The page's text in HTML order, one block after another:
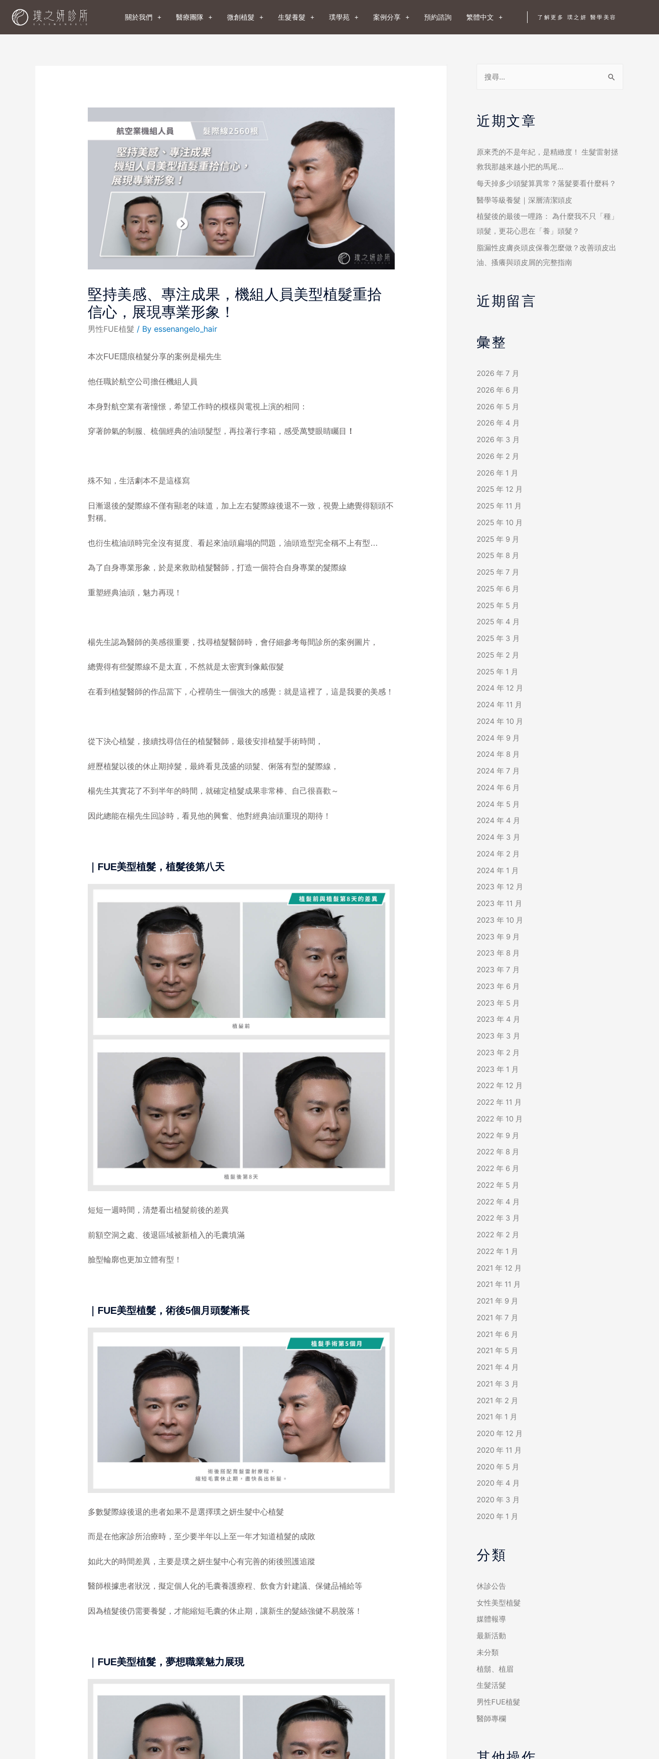
關於我們 醫療團隊 微創植髮 生髮養髮 璞學苑 案例分享 預約諮詢 繁體中文 了解更多 璞之妍 醫學美容
堅持美感、專注成果，機組人員美型植髮重拾
信心，展現專業形象！
男性FUE植髮 / By essenangelo_hair
本次FUE隱痕植髮分享的案例是楊先生
他任職於航空公司擔任機組人員
本身對航空業有著憧憬，希望工作時的模樣與電視上演的相同：
穿著帥氣的制服、梳個經典的油頭髮型，再拉著行李箱，感受萬雙眼睛矚目 ！
殊不知，生活劇本不是這樣寫
日漸退後的髮際線不僅有顯老的味道，加上左右髮際線後退不一致，視覺上總覺得額頭不
對稱。
也衍生梳油頭時完全沒有挺度、看起來油頭扁塌的問題，油頭造型完全稱不上有型…
為了自身專業形象，於是來救助植髮醫師，打造一個符合自身專業的髮際線
重塑經典油頭，魅力再現！
楊先生認為醫師的美感很重要，找尋植髮醫師時，會仔細參考每間診所的案例圖片，
總覺得有些髮際線不是太直，不然就是太密實到像戴假髮
在看到植髮醫師的作品當下，心裡萌生一個強大的感覺：就是這裡了，這是我要的美感！
從下決心植髮，接續找尋信任的植髮醫師，最後安排植髮手術時間，
經歷植髮以後的休止期掉髮，最終看見茂盛的頭髮、俐落有型的髮際線，
楊先生其實花了不到半年的時間，就確定植髮成果非常棒、自己很喜歡～
因此總能在楊先生回診時，看見他的興奮、他對經典油頭重現的期待！
｜FUE美型植髮，植髮後第八天
短短一週時間，清楚看出植髮前後的差異
前額空洞之處、後退區域被新植入的毛囊填滿
臉型輪廓也更加立體有型！
｜FUE美型植髮，術後5個月頭髮漸長
多數髮際線後退的患者如果不是選擇璞之妍生髮中心植髮
而是在他家診所治療時，至少要半年以上至一年才知道植髮的成敗
如此大的時間差異，主要是璞之妍生髮中心有完善的術後照護追蹤
醫師根據患者狀況，擬定個人化的毛囊養護療程、飲食方針建議、保健品補給等
因為植髮後仍需要養髮，才能縮短毛囊的休止期，讓新生的髮絲強健不易脫落！
｜FUE美型植髮，夢想職業魅力展現
近期文章
原來禿的不是年紀，是精緻度！ 生髮雷射拯
救我那越來越小把的馬尾…
每天掉多少頭髮算異常？落髮要看什麼科？
醫學等級養髮｜深層清潔頭皮
植髮後的最後一哩路： 為什麼我不只「種」
頭髮，更花心思在「養」頭髮？
脂漏性皮膚炎頭皮保養怎麼做？改善頭皮出
油、搔癢與頭皮屑的完整指南
近期留言
彙整
2026 年 7 月
2026 年 6 月
2026 年 5 月
2026 年 4 月
2026 年 3 月
2026 年 2 月
2026 年 1 月
2025 年 12 月
2025 年 11 月
2025 年 10 月
2025 年 9 月
2025 年 8 月
2025 年 7 月
2025 年 6 月
2025 年 5 月
2025 年 4 月
2025 年 3 月
2025 年 2 月
2025 年 1 月
2024 年 12 月
2024 年 11 月
2024 年 10 月
2024 年 9 月
2024 年 8 月
2024 年 7 月
2024 年 6 月
2024 年 5 月
2024 年 4 月
2024 年 3 月
2024 年 2 月
2024 年 1 月
2023 年 12 月
2023 年 11 月
2023 年 10 月
2023 年 9 月
2023 年 8 月
2023 年 7 月
2023 年 6 月
2023 年 5 月
2023 年 4 月
2023 年 3 月
2023 年 2 月
2023 年 1 月
2022 年 12 月
2022 年 11 月
2022 年 10 月
2022 年 9 月
2022 年 8 月
2022 年 6 月
2022 年 5 月
2022 年 4 月
2022 年 3 月
2022 年 2 月
2022 年 1 月
2021 年 12 月
2021 年 11 月
2021 年 9 月
2021 年 7 月
2021 年 6 月
2021 年 5 月
2021 年 4 月
2021 年 3 月
2021 年 2 月
2021 年 1 月
2020 年 12 月
2020 年 11 月
2020 年 5 月
2020 年 4 月
2020 年 3 月
2020 年 1 月
分類
休診公告
女性美型植髮
媒體報導
最新活動
未分類
植鬍、植眉
生髮活髮
男性FUE植髮
醫師專欄